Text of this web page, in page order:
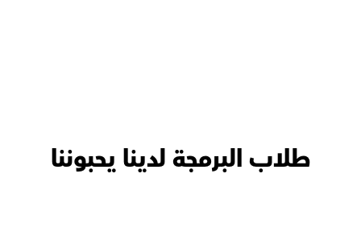
طلاب البرمجة لدينا يحبوننا